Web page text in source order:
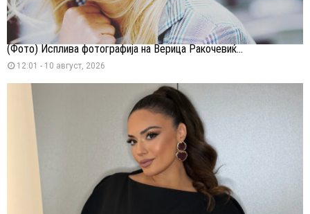
(Фото) Исплива фотографија на Верица Ракочевиќ...
12:01 - 10 август, 2026